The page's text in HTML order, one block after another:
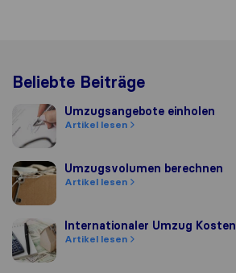
Beliebte Beiträge
Umzugsangebote einholen
Umzugsangebote einholen
Artikel lesen
Umzugsvolumen berechnen
Umzugsvolumen berechnen
Artikel lesen
Internationaler Umzug Kosten
Internationaler Umzug Kosten
Artikel lesen